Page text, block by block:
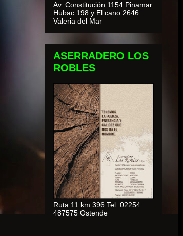
Av. Constitución 1154 Pinamar.
Hubac 198 y El cano 2646
Valeria del Mar
ASERRADERO LOS
ROBLES
Ruta 11 km 396 Tel: 02254
487575 Ostende